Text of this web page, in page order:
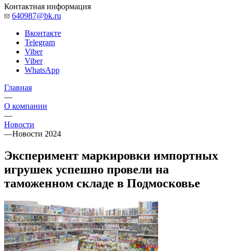
Контактная информация
640987@bk.ru
Вконтакте
Telegram
Viber
Viber
WhatsApp
Главная
—
О компании
—
Новости
—Новости 2024
Эксперимент маркировки импортных
игрушек успешно провели на
таможенном складе в Подмосковье